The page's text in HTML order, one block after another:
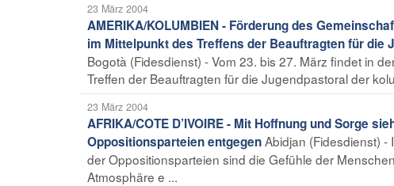
23 März 2004
AMERIKA/KOLUMBIEN - Förderung des
im Mittelpunkt des Treffens der Beauftragten für
Bogotà (Fidesdienst) - Vom 23. bis 27. März findet in
Treffen der Beauftragten für die Jugendpastoral der
23 März 2004
AFRIKA/COTE D’IVOIRE - Mit Hoffnung und Sorge
Oppositionsparteien entgegenAbidjan (Fidesdienst) -
der Oppositionsparteien sind die Gefühle der
Atmosphäre e ...